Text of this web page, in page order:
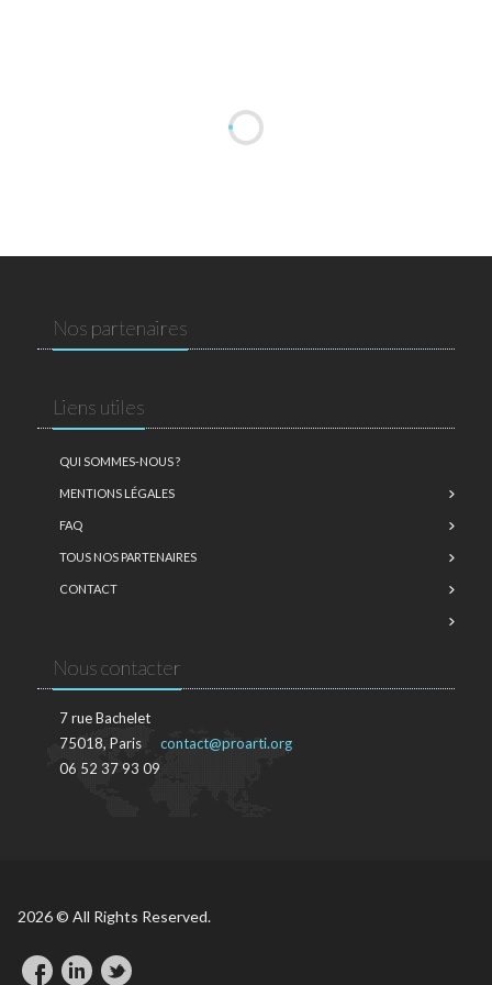
Nos partenaires
Liens utiles
QUI SOMMES-NOUS ?
MENTIONS LÉGALES
FAQ
TOUS NOS PARTENAIRES
CONTACT
Nous contacter
7 rue Bachelet
75018, Paris
06 52 37 93 09
contact@proarti.org
2026 © All Rights Reserved.